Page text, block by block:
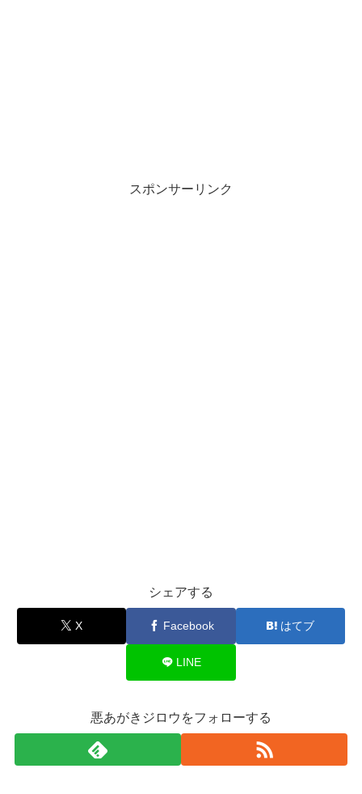
スポンサーリンク
シェアする
X Facebook はてブ
LINE
悪あがきジロウをフォローする